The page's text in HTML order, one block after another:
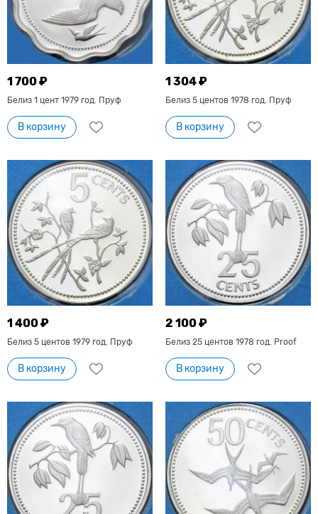
1 700 ₽
Белиз 1 цент 1979 год. Пруф
В корзину
1 304 ₽
Белиз 5 центов 1978 год. Пруф
В корзину
1 400 ₽
Белиз 5 центов 1979 год. Пруф
В корзину
2 100 ₽
Белиз 25 центов 1978 год. Proof
В корзину